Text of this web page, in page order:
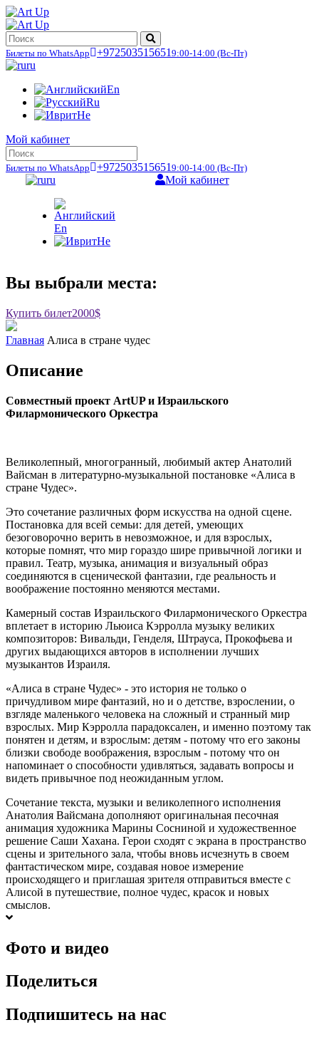
Билеты по WhatsApp +972503515651 9:00-14:00 (Вс-Пт)
ru
En
Ru
He
Мой кабинет
Билеты по WhatsApp +972503515651 9:00-14:00 (Вс-Пт)
ru
En
He
Мой кабинет
Вы выбрали места:
Купить билет2000$
Главная Алиса в стране чудес
Описание
Совместный проект ArtUP и Израильского
Филармонического Оркестра
Великолепный, многогранный, любимый актер Анатолий
Вайсман в литературно-музыкальной постановке «Алиса в
стране Чудес».
Это сочетание различных форм искусства на одной сцене.
Постановка для всей семьи: для детей, умеющих
безоговорочно верить в невозможное, и для взрослых,
которые помнят, что мир гораздо шире привычной логики и
правил. Театр, музыка, анимация и визуальный образ
соединяются в сценической фантазии, где реальность и
воображение постоянно меняются местами.
Камерный состав Израильского Филармонического Оркестра
вплетает в историю Льюиса Кэрролла музыку великих
композиторов: Вивальди, Генделя, Штрауса, Прокофьева и
других выдающихся авторов в исполнении лучших
музыкантов Израиля.
«Алиса в стране Чудес» - это история не только о
причудливом мире фантазий, но и о детстве, взрослении, о
взгляде маленького человека на сложный и странный мир
взрослых. Мир Кэрролла парадоксален, и именно поэтому так
понятен и детям, и взрослым: детям - потому что его законы
близки свободе воображения, взрослым - потому что он
напоминает о способности удивляться, задавать вопросы и
видеть привычное под неожиданным углом.
Сочетание текста, музыки и великолепного исполнения
Анатолия Вайсмана дополняют оригинальная песочная
анимация художника Марины Сосниной и художественное
решение Саши Хахана. Герои сходят с экрана в пространство
сцены и зрительного зала, чтобы вновь исчезнуть в своем
фантастическом мире, создавая новое измерение
происходящего и приглашая зрителя отправиться вместе с
Алисой в путешествие, полное чудес, красок и новых
смыслов.
Фото и видео
Поделиться
Подпишитесь на нас